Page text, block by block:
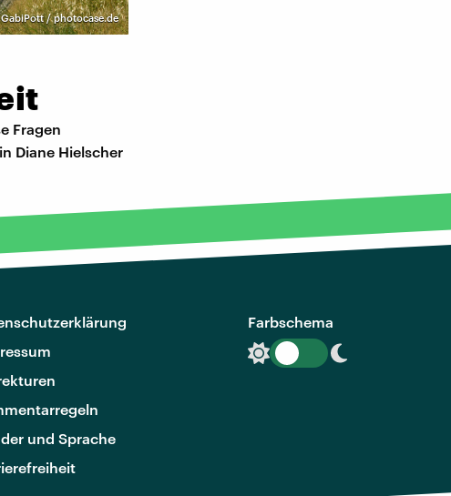
GabiPott / photocase.de
Fragen
Diane Hielscher
und Sprache
Farbschema